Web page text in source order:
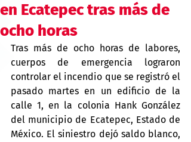
en Ecatepec tras más de
ocho horas
Tras más de ocho horas de labores,
cuerpos de emergencia lograron
controlar el incendio que se registró el
pasado martes en un edificio de la
calle 1, en la colonia Hank González
del municipio de Ecatepec, Estado de
México. El siniestro dejó saldo blanco,